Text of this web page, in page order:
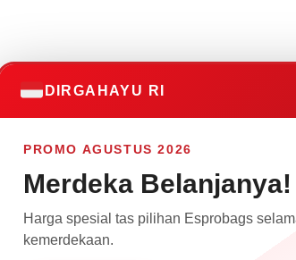
DIRGAHAYU RI
PROMO AGUSTUS 2026
Merdeka Belanjanya!
Harga spesial tas pilihan Esprobags
kemerdekaan.